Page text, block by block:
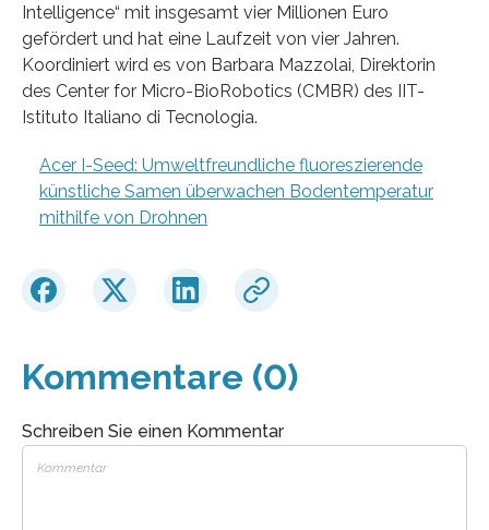
Intelligence“ mit insgesamt vier Millionen Euro
gefördert und hat eine Laufzeit von vier Jahren.
Koordiniert wird es von Barbara Mazzolai, Direktorin
des Center for Micro-BioRobotics (CMBR) des IIT-
Istituto Italiano di Tecnologia.
Acer I-Seed: Umweltfreundliche fluoreszierende
künstliche Samen überwachen Bodentemperatur
mithilfe von Drohnen
Kommentare (0)
Schreiben Sie einen Kommentar